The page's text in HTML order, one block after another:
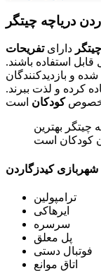
دریاچه چیتگر
دارایتفریحات
استفاده باشند.
شده و بازدیدکنندگان
کرده و لذت ببرند.
مخصوصکودکان
چیتگر بهترین
شهربازی کیدزگاردن
ترامپولین
ایرهاکی
سرسره
پل معلق
فوتبال دستی
اتاق موانع